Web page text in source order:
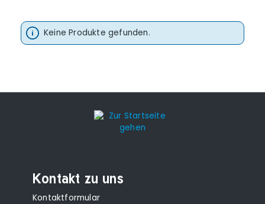
Keine Produkte gefunden.
Kontakt zu uns
Kontaktformular